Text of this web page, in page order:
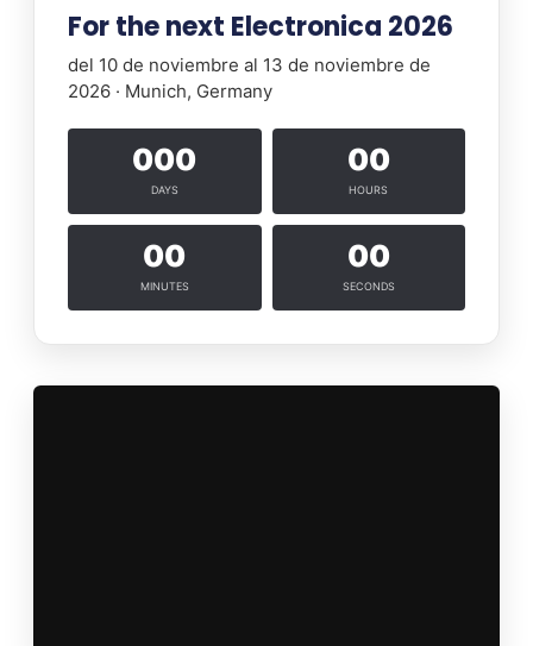
For the next Electronica 2026
del 10 de noviembre al 13 de noviembre de
2026 · Munich, Germany
000
DAYS
00
HOURS
00
MINUTES
00
SECONDS